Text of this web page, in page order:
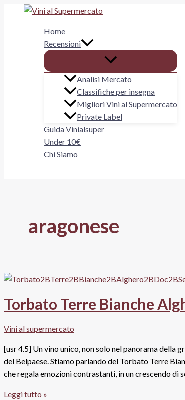
Home
Recensioni
Analisi Mercato
Classifiche per insegna
Migliori Vini al Supermercato
Private Label
Guida Vinialsuper
Under 10€
Chi Siamo
aragonese
Torbato Terre Bianche
Vini al supermercato
[usr 4.5] Un vino unico, non solo nel panorama della
del Belpaese. Stiamo parlando del Torbato Terre
che regala emozioni contrastanti, in un crescendo di
Torbato
Leggi tutto »